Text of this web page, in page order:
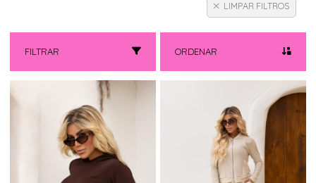
LIMPAR FILTROS
FILTRAR ORDENAR